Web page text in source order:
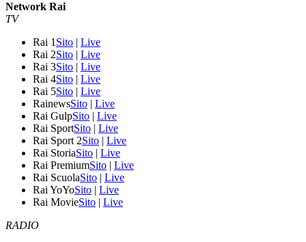
Network Rai
TV
Rai 1 Sito | Live
Rai 2Sito | Live
Rai 3Sito | Live
Rai 4Sito | Live
Rai 5Sito | Live
RainewsSito | Live
Rai GulpSito | Live
Rai SportSito | Live
Rai Sport 2Sito | Live
Rai StoriaSito | Live
Rai PremiumSito | Live
Rai ScuolaSito | Live
Rai YoYoSito | Live
Rai MovieSito | Live
RADIO